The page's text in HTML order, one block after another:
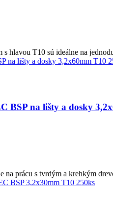
hlavou T10 sú ideálne na
BSP na lišty a dosky
na prácu s tvrdým a krehkým